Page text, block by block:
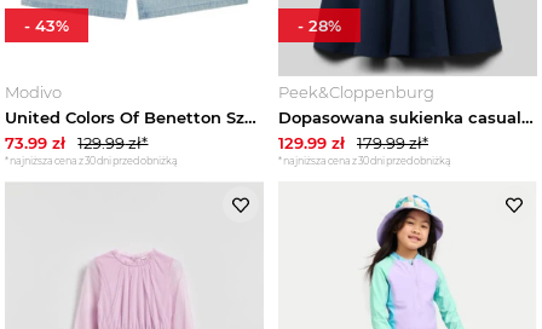
Modivo
United Colors Of Benetton Szorty materiałowe 43Z9C9042 Niebieski Regular Fit
73.99 zł 129.99zł*
*najniższa cena z 30 dni przed obniżką
-43%
Peek&Cloppenburg
Dopasowana sukienka casualowa z mieszanki wiskozy s.Oliver Granatowy
129.99 zł 179.99zł*
*najniższa cena z 30 dni przed obniżką
- 28%